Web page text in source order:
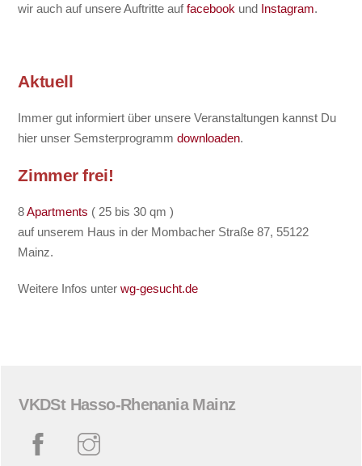
wir auch auf unsere Auftritte auffacebook und Instagram.
Aktuell
Immer gut informiert über unsere Veranstaltungen kannst Du
hier unser Semsterprogrammdownloaden.
Zimmer frei!
8Apartments ( 25 bis 30 qm )
auf unserem Haus in der Mombacher Straße 87, 55122
Mainz.
Weitere Infos unterwg-gesucht.de
VKDSt Hasso-Rhenania Mainz